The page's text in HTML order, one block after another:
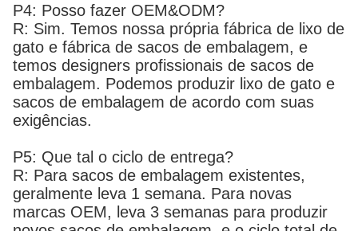
P4: Posso fazer OEM&ODM?
R: Sim. Temos nossa própria fábrica de lixo de
gato e fábrica de sacos de embalagem, e
temos designers profissionais de sacos de
embalagem. Podemos produzir lixo de gato e
sacos de embalagem de acordo com suas
exigências.
P5: Que tal o ciclo de entrega?
R: Para sacos de embalagem existentes,
geralmente leva 1 semana. Para novas
marcas OEM, leva 3 semanas para produzir